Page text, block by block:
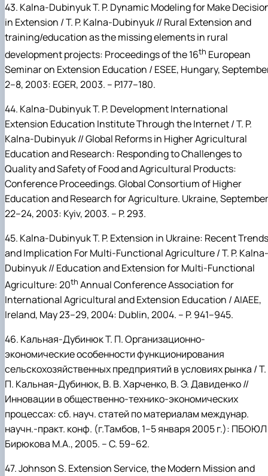
43. Kalna-DubinyukT. P. Dynamic Modeling for Make
in Extension / T. P. Kalna-Dubinyuk// Rural Extension and
training/education as the missing elements in rural
development projects: Proceedings of the 16th European
Seminar on Extension Education / ESEE, Hungary,
2–8, 2003: EGER, 2003. – P.177–180.
44. Kalna-DubinyukT. P. Development International
Extension Education Institute Through the Internet / T. P.
Kalna-Dubinyuk // Global Reforms in Higher Agricultural
Education and Research: Responding to Challenges to
Quality and Safety ofFood and Agricultural Products:
Conference Proceedings. Global Consortium of Higher
Education and Research for Agriculture. Ukraine, September
22–24, 2003: Kyiv, 2003. – P. 293.
45. Kalna-DubinyukT. P. Extension in Ukraine: Recent Trends
and Implication For Multi-Functional Agriculture / T. P. Kalna-
Dubinyuk // Education and Extension for Multi-Functional
Agriculture: 20th Annual Conference Association for
International Agricultural and Extension Education / AIAEE,
Ireland, May 23–29, 2004: Dublin, 2004. – P. 941–945.
46. Кальная-ДубинюкТ. П. Организационно-
экономические особенности функционирования
сельскохозяйственных предприятий в условиях рынка / Т.
П. Кальная-Дубинюк, В. В.Харченко, В.Э.Давиденко //
Инновации в общественно-технико-экономических
процессах: cб. науч. статей по материалам междунар.
научн.-практ. конф. (г.Тамбов, 1–5 января 2005 г.): ПБОЮЛ
Бирюкова М.А., 2005. – С. 59–62.
47.JohnsonS. Extension Service, the Modern Mission and